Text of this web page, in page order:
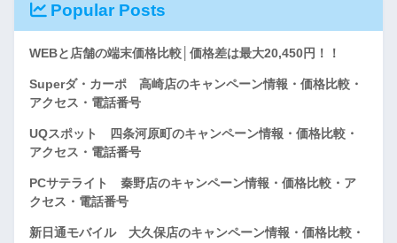
Popular Posts
WEBと店舗の端末価格比較│価格差は最大20,450円！！
Superダ・カーポ 高崎店のキャンペーン情報・価格比較・
アクセス・電話番号
UQスポット 四条河原町のキャンペーン情報・価格比較・
アクセス・電話番号
PCサテライト 秦野店のキャンペーン情報・価格比較・ア
クセス・電話番号
新日通モバイル 大久保店のキャンペーン情報・価格比較・